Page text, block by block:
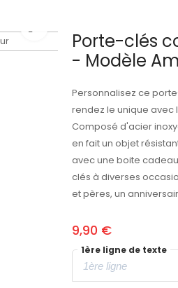
Porte-clés
- Modèle
Personnalisez ce
rendez le unique avec
Composé d'acier
en fait un objet
avec une boite
clés à diverses
et pères, un
9,90 €
1ère ligne de texte